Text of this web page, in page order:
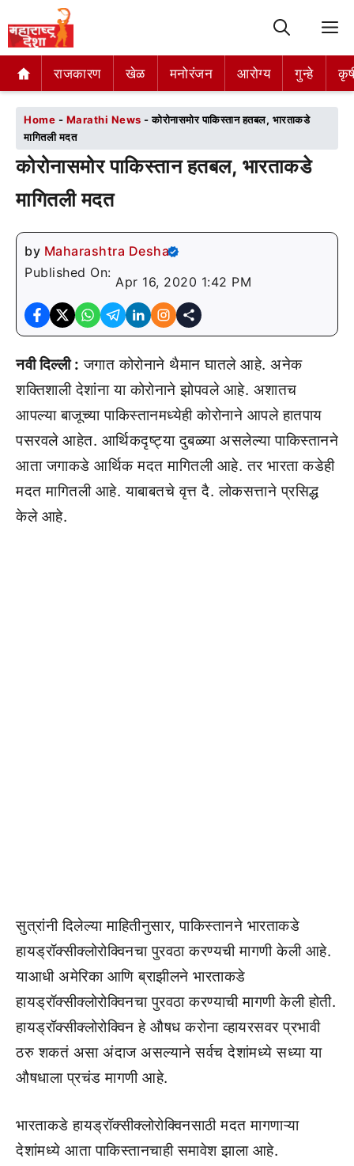
राजकारण खेळ मनोरंजन आरोग्य गुन्हे
राजकारण खेळ मनोरंजन आरोग्य गुन्हे
Home - Marathi News -कोरोनासमोर पाकिस्तान हतबल, भारताकडे
मागितली मदत
कोरोनासमोर पाकिस्तान हतबल, भारताकडे
मागितली मदत
by Maharashtra Desha
Published On:
Apr 16, 2020 1:42 PM
नवी दिल्ली : जगात कोरोनाने थैमान घातले आहे. अनेक
शक्तिशाली देशांना या कोरोनाने झोपवले आहे. अशातच
आपल्या बाजूच्या पाकिस्तानमध्येही कोरोनाने आपले हातपाय
पसरवले आहेत. आर्थिकदृष्ट्या दुबळ्या असलेल्या पाकिस्तानने
आता जगाकडे आर्थिक मदत मागितली आहे. तर भारता कडेही
मदत मागितली आहे. याबाबतचे वृत्त दै. लोकसत्ताने प्रसिद्ध
केले आहे.
सुत्रांनी दिलेल्या माहितीनुसार, पाकिस्तानने भारताकडे
हायड्रॉक्सीक्लोरोक्विनचा पुरवठा करण्यची मागणी केली आहे.
याआधी अमेरिका आणि ब्राझीलने भारताकडे
हायड्रॉक्सीक्लोरोक्विनचा पुरवठा करण्याची मागणी केली होती.
हायड्रॉक्सीक्लोरोक्विन हे औषध करोना व्हायरसवर प्रभावी
ठरु शकतं असा अंदाज असल्याने सर्वच देशांमध्ये सध्या या
औषधाला प्रचंड मागणी आहे.
भारताकडे हायड्रॉक्सीक्लोरोक्विनसाठी मदत मागणाऱ्या
देशांमध्ये आता पाकिस्तानचाही समावेश झाला आहे.